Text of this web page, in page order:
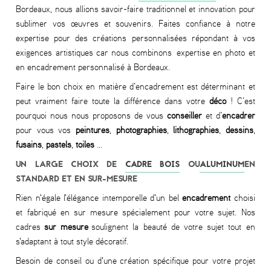
Bordeaux, nous allions savoir-faire traditionnel et innovation pour
sublimer vos œuvres et souvenirs. Faites confiance à notre
expertise pour des créations personnalisées répondant à vos
exigences artistiques car nous combinons expertise en photo et
en encadrement personnalisé à Bordeaux.
Faire le bon choix en matière d’encadrement est déterminant et
peut vraiment faire toute la différence dans votredéco! C’est
pourquoi nous nous proposons de vous conseiller et d’encadrer
pour vous vos peintures, photographies, lithographies, dessins,
fusains, pastels,toiles …
UN LARGE CHOIX DE CADRE BOIS OUALUMINUMEN
STANDARD ET EN SUR-MESURE
Rien n'égale l'élégance intemporelle d'un belencadrement choisi
et fabriqué en sur mesure spécialement pour votre sujet. Nos
cadres sur mesuresoulignent la beauté de votre sujet tout en
s'adaptant à tout style décoratif.
Besoin de conseil ou d'une création spécifique pour votre projet